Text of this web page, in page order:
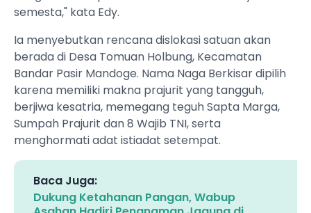
semesta," kata Edy.
Ia menyebutkan rencana dislokasi satuan akan
berada di Desa Tomuan Holbung, Kecamatan
Bandar Pasir Mandoge. Nama Naga Berkisar dipilih
karena memiliki makna prajurit yang tangguh,
berjiwa kesatria, memegang teguh Sapta Marga,
Sumpah Prajurit dan 8 Wajib TNI, serta
menghormati adat istiadat setempat.
Baca Juga:
Dukung Ketahanan Pangan, Wabup